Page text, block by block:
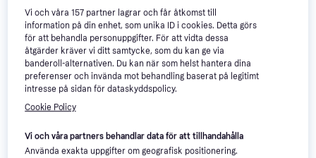
Trendande Trendande
Vi och våra157 partner lagrar och får åtkomst till
information på din enhet, som unika ID i cookies. Detta görs
för att behandla personuppgifter. För att vidta dessa
åtgärder kräver vi ditt samtycke, som du kan ge via
banderoll-alternativen. Du kan när som helst hantera dina
preferenser och invända mot behandling baserat på legitimt
intresse på sidan för dataskyddspolicy.
Cookie Policy
Vi och våra partners behandlar data för att tillhandahålla
Använda exakta uppgifter om geografisk positionering.